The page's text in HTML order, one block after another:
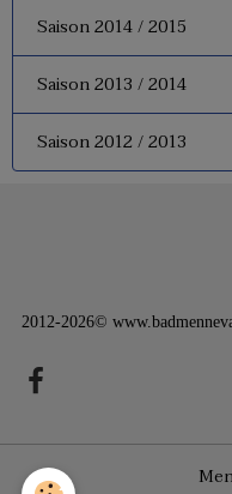
Saison 2014 / 2015
Saison 2013 / 2014
Saison 2012 / 2013
2012-2026©